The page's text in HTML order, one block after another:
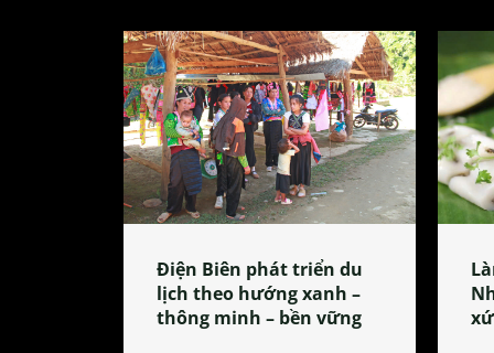
Điện Biên phát triển du
lịch theo hướng xanh –
thông minh – bền vững